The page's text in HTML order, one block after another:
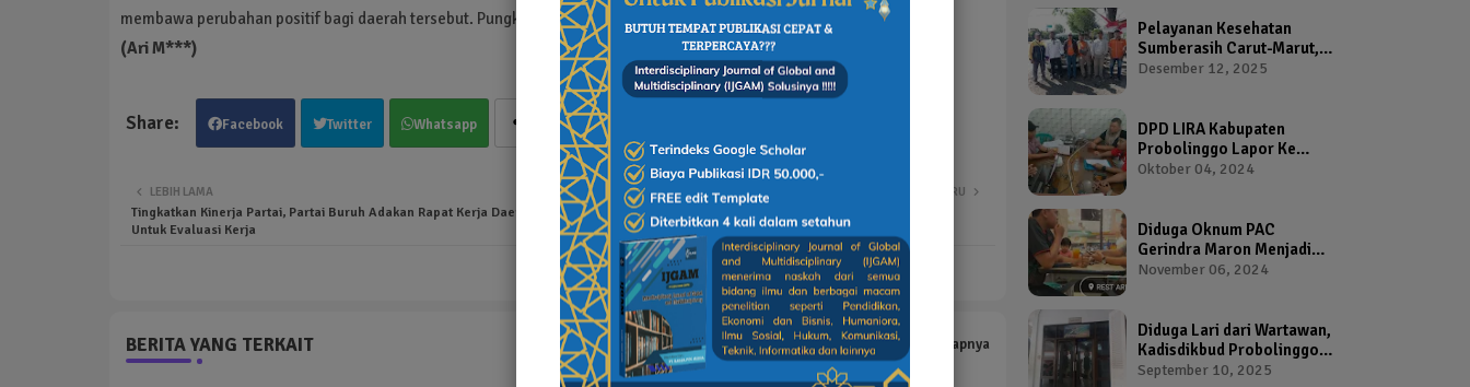
membawa perubahan positif bagi daerah tersebut. Pungkasnya.
(Ari M***)
Facebook Twitter Whatsapp
LEBIH BARU
LEBIH LAMA
Tingkatkan Kinerja Partai, Partai Buruh Adakan Rapat Kerja Daerah
Untuk Evaluasi Kerja
BERITA YANG TERKAIT Tampilkan selengkapnya
Pelayanan Kesehatan
Sumberasih Carut-Marut,
Kepala Puskesmas dan
Desember 12, 2025
DPD LIRA Kabupaten
Probolinggo Lapor Ke
Bawaslu Terkait Dugaan
Bupati Probolinggo
Oktober 04, 2024
Diduga Oknum PAC
Gerindra Maron Menjadi
Broker Proposal Dana
November 06, 2024
Diduga Lari dari Wartawan,
Kadisdikbud Probolinggo
Bikin Geram Ketua IWP
September 10, 2025